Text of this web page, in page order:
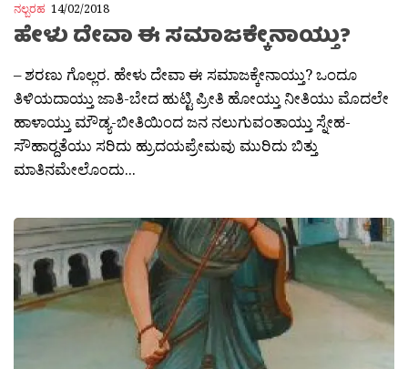
ನಲ್ಬರಹ 14/02/2018
ಹೇಳು ದೇವಾ ಈ ಸಮಾಜಕ್ಕೇನಾಯ್ತು?
– ಶರಣು ಗೊಲ್ಲರ. ಹೇಳು ದೇವಾ ಈ ಸಮಾಜಕ್ಕೇನಾಯ್ತು? ಒಂದೂ
ತಿಳಿಯದಾಯ್ತು ಜಾತಿ-ಬೇದ ಹುಟ್ಟಿ ಪ್ರೀತಿ ಹೋಯ್ತು ನೀತಿಯು ಮೊದಲೇ
ಹಾಳಾಯ್ತು ಮೌಡ್ಯ-ಬೀತಿಯಿಂದ ಜನ ನಲುಗುವಂತಾಯ್ತು ಸ್ನೇಹ-
ಸೌಹಾರ‍್ದತೆಯು ಸರಿದು ಹ್ರುದಯಪ್ರೇಮವು ಮುರಿದು ಬಿತ್ತು
ಮಾತಿನಮೇಲೊಂದು...